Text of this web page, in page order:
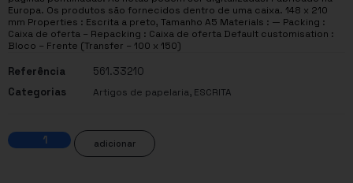
Europa. Os produtos são fornecidos dentro de uma caixa. 148 x 210
mm Properties : Escrita a preto, Tamanho A5 Materials : — Packing :
Caixa de oferta – Repacking : Caixa de oferta Default customisation :
Bloco – Frente (Transfer – 100 x 150)
Referência
561.33210
Categorias
Artigos de papelaria, ESCRITA
adicionar